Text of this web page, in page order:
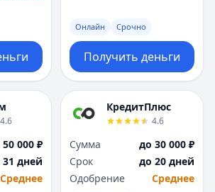
Онлайн Срочно
Получить деньги
4.6
000 ₽
31 дней
Среднее
КредитПлюс
4.6
Сумма
до 30 000 ₽
Срок
до 20 дней
Одобрение
Среднее